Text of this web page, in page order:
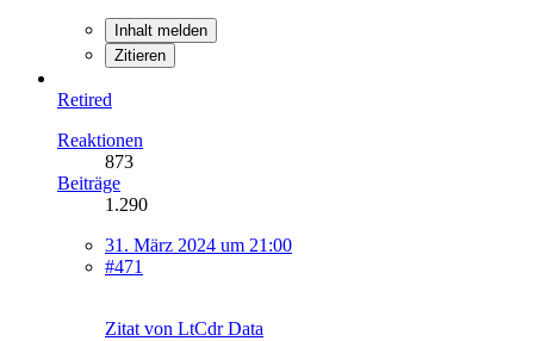
Inhalt melden
Zitieren
Retired
Reaktionen
873
Beiträge
1.290
31. März 2024 um 21:00
#471
Zitat von LtCdr Data